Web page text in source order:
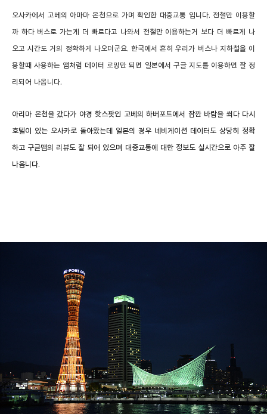
오사카에서 고베의 아마마 온천으로 가며 확인한 대중교통 입니다. 전철만 이용할
까 하다 버스로 가는게 더 빠르다고 나와서 전철만 이용하는거 보다 더 빠르게 나
오고 시간도 거의 정확하게 나오더군요. 한국에서 흔히 우리가 버스나 지하철을 이
용할때 사용하는 앱처럼 데이터 로밍만 되면 일본에서 구글 지도를 이용하면 잘 정
리되어 나옵니다.
아리마 온천을 갔다가 야경 핫스팟인 고베의 하버포트에서 잠깐 바람을 쐬다 다시
호텔이 있는 오사카로 돌아왔는데 일본의 경우 네비게이션 데이터도 상당히 정확
하고 구글맵의 리뷰도 잘 되어 있으며 대중교통에 대한 정보도 실시간으로 아주 잘
나옵니다.